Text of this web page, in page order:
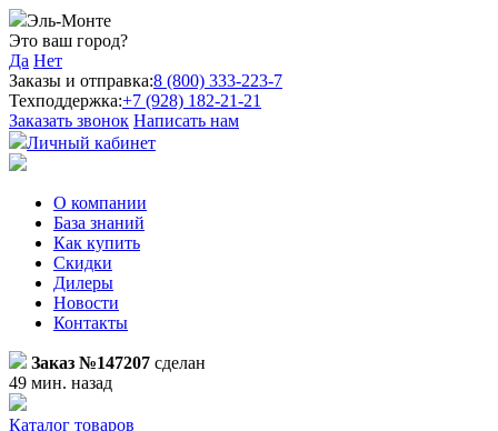
Эль-Монте
Это ваш город?
Да Нет
Заказы и отправка:8 (800) 333-223-7
Техподдержка:+7 (928) 182-21-21
Заказать звонок Написать нам
Личный кабинет
О компании
База знаний
Как купить
Скидки
Дилеры
Новости
Контакты
Заказ №147207 сделан
49 мин. назад
Каталог товаров